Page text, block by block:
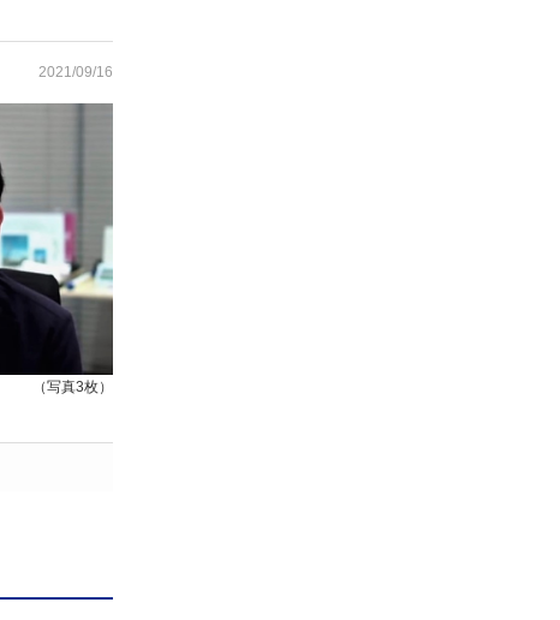
2021/09/16
（写真3枚）